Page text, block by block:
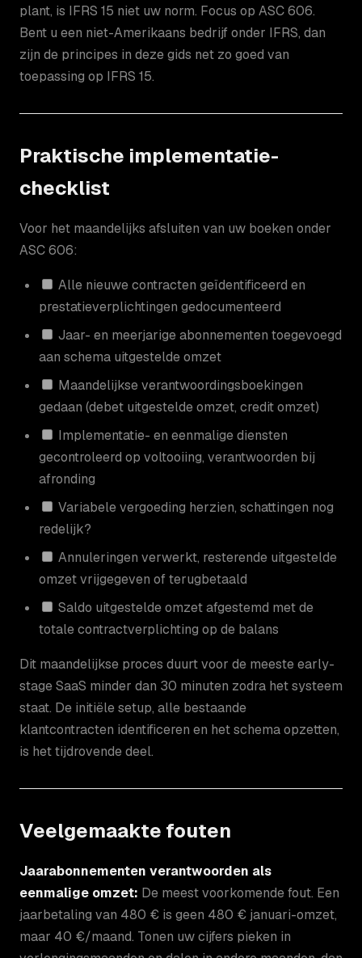
plant, is IFRS 15 niet uw norm. Focus op ASC 606.
Bent u een niet-Amerikaans bedrijf onder IFRS, dan
zijn de principes in deze gids net zo goed van
toepassing op IFRS 15.
Praktische implementatie-
checklist
Voor het maandelijks afsluiten van uw boeken onder
ASC 606:
Alle nieuwe contracten geïdentificeerd en
prestatieverplichtingen gedocumenteerd
Jaar- en meerjarige abonnementen toegevoegd
aan schema uitgestelde omzet
Maandelijkse verantwoordingsboekingen
gedaan (debet uitgestelde omzet, credit omzet)
Implementatie- en eenmalige diensten
gecontroleerd op voltooiing, verantwoorden bij
afronding
Variabele vergoeding herzien, schattingen nog
redelijk?
Annuleringen verwerkt, resterende uitgestelde
omzet vrijgegeven of terugbetaald
Saldo uitgestelde omzet afgestemd met de
totale contractverplichting op de balans
Dit maandelijkse proces duurt voor de meeste early-
stage SaaS minder dan 30 minuten zodra het systeem
staat. De initiële setup, alle bestaande
klantcontracten identificeren en het schema opzetten,
is het tijdrovende deel.
Veelgemaakte fouten
Jaarabonnementen verantwoorden als
eenmalige omzet: De meest voorkomende fout. Een
jaarbetaling van 480 € is geen 480 € januari-omzet,
maar 40 €/maand. Tonen uw cijfers pieken in